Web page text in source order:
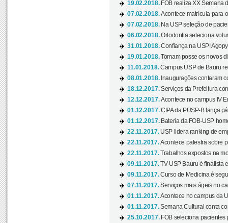
19.02.2018. FOB realiza XX Semana
07.02.2018.Acontece matrícula para
07.02.2018. Na USP seleção de
06.02.2018.Ortodontia seleciona
31.01.2018.Confiança na USP!
19.01.2018.Tomam posse os novos
11.01.2018.Campus USP de Bauru
08.01.2018. Inaugurações contaram
18.12.2017.Serviços da Prefeitura
12.12.2017.Acontece no campus IV
01.12.2017.CIPA da PUSP-B lança
01.12.2017. Bateria da FOB-USP
22.11.2017. USP lidera ranking de
22.11.2017.Acontece palestra sobre
22.11.2017.Trabalhos expostos na
09.11.2017.TV USP Bauru é finalista
09.11.2017.Curso de Medicina é
07.11.2017.Serviços mais ágeis no
01.11.2017.Acontece no campus da
01.11.2017.Semana Cultural conta
25.10.2017. FOB seleciona pacientes